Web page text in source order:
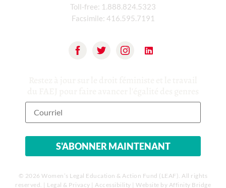
Toll-free: 1.888.824.5323
Facsimile: 416.595.7191
© 2026 Women’s Legal Education & Action Fund (LEAF). All rights
reserved. | Legal & Privacy | Accessibility | Website by Affinity Bridge